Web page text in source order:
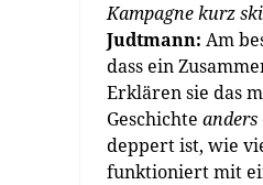
Kampagne kurz
Judtmann: Am
dass ein
Erklären sie das
Geschichte anders
deppert ist, wie
funktioniert mit